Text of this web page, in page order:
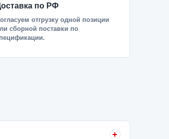
по РФ
отгрузку одной позиции
сборной поставки по